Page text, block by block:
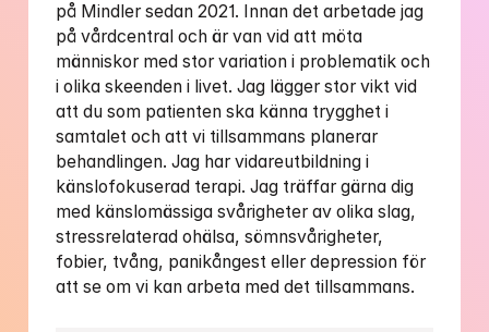
på Mindler sedan 2021. Innan det arbetade jag
på vårdcentral och är van vid att möta
människor med stor variation i problematik och
i olika skeenden i livet. Jag lägger stor vikt vid
att du som patienten ska känna trygghet i
samtalet och att vi tillsammans planerar
behandlingen. Jag har vidareutbildning i
känslofokuserad terapi. Jag träffar gärna dig
med känslomässiga svårigheter av olika slag,
stressrelaterad ohälsa, sömnsvårigheter,
fobier, tvång, panikångest eller depression för
att se om vi kan arbeta med det tillsammans.